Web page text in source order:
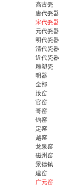
高古瓷
唐代瓷器
宋代瓷器
元代瓷器
明代瓷器
清代瓷器
近代瓷器
雕塑瓷
明器
全部
汝窑
官窑
哥窑
钧窑
定窑
越窑
龙泉窑
磁州窑
景德镇
建窑
广元窑